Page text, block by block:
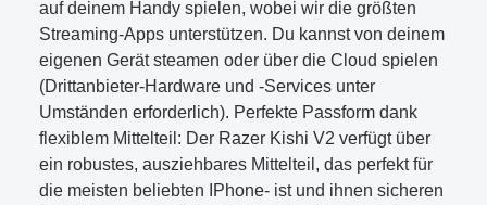
auf deinem Handy spielen, wobei wir die größten
Streaming-Apps unterstützen. Du kannst von deinem
eigenen Gerät steamen oder über die Cloud spielen
(Drittanbieter-Hardware und -Services unter
Umständen erforderlich). Perfekte Passform dank
flexiblem Mittelteil: Der Razer Kishi V2 verfügt über
ein robustes, ausziehbares Mittelteil, das perfekt für
die meisten beliebten IPhone- ist und ihnen sicheren